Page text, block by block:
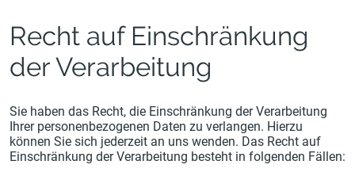
Recht auf Einschränkung
der Verarbeitung
Sie haben das Recht, die Einschränkung der Verarbeitung
Ihrer personenbezogenen Daten zu verlangen. Hierzu
können Sie sich jederzeit an uns wenden. Das Recht auf
Einschränkung der Verarbeitung besteht in folgenden Fällen: